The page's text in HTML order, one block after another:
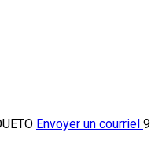
Envoyer un courriel 9